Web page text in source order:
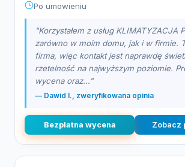
Po umowieniu
"Korzystałem z usług KLIMATYZACJA
zarówno w moim domu, jak i w firmie.
firma, więc kontakt jest naprawdę
rzetelność na najwyższym poziomie.
wycena oraz..."
— Dawid I., zweryfikowana opinia
Bezplatna wycena Zobacz